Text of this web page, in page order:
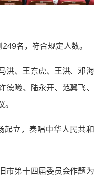
名，符合规定人数。
洪、王东虎、王洪、邓海
德曦、陆永开、范翼飞、
。
起立，奏唱中华人民共和
市第十四届委员会作题为